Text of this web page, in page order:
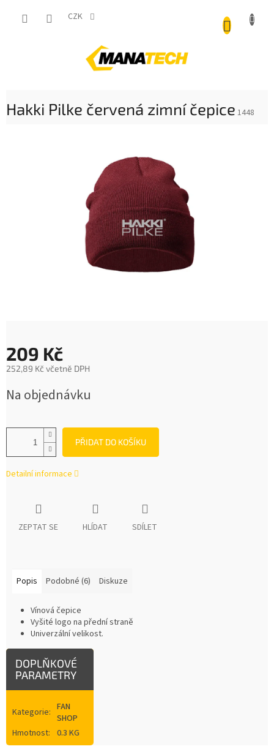
CZK
Hakki Pilke červená zimní čepice 1448
209 Kč
252,89 Kč včetně DPH
cena:
Na objednávku
PŘIDAT DO KOŠÍKU
Detailní informace
ZEPTAT SE HLÍDAT SDÍLET
Popis Podobné (6) Diskuze
Vínová čepice
Vyšité logo na přední straně
Univerzální velikost.
DOPLŇKOVÉ
PARAMETRY
Kategorie: FAN
SHOP
Hmotnost: 0.3 KG